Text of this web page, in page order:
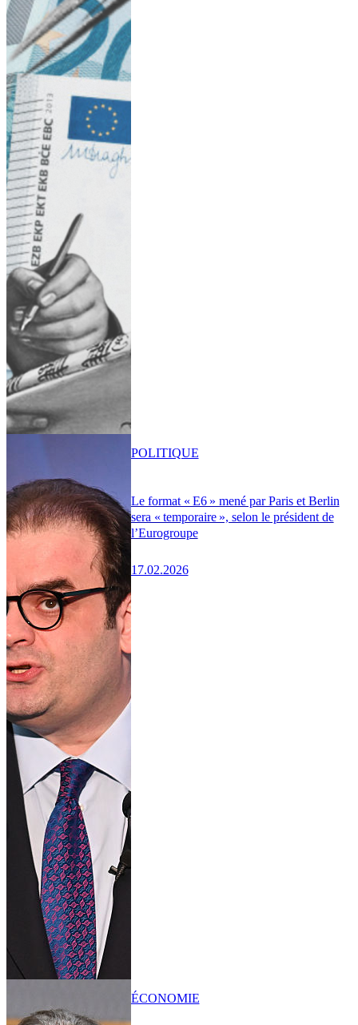
Le format « E6 » mené par Paris et Berlin
sera « temporaire », selon le président de
l’Eurogroupe
17.02.2026
POLITIQUE
ÉCONOMIE